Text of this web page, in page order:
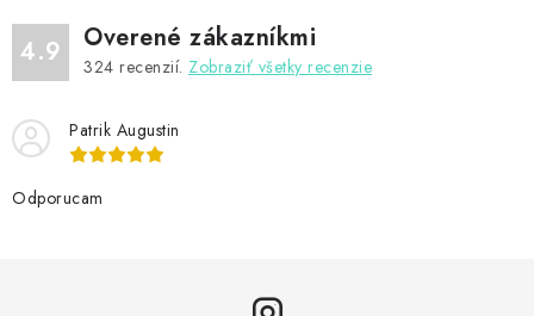
r
v
k
y
v
p
4.9 Overené zákazníkmi
324 recenzií. Zobraziť všetky recenzie
Patrik Augustin
Odporucam